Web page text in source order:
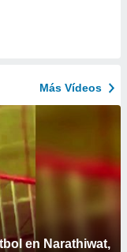
Más Vídeos
en Narathiwat,